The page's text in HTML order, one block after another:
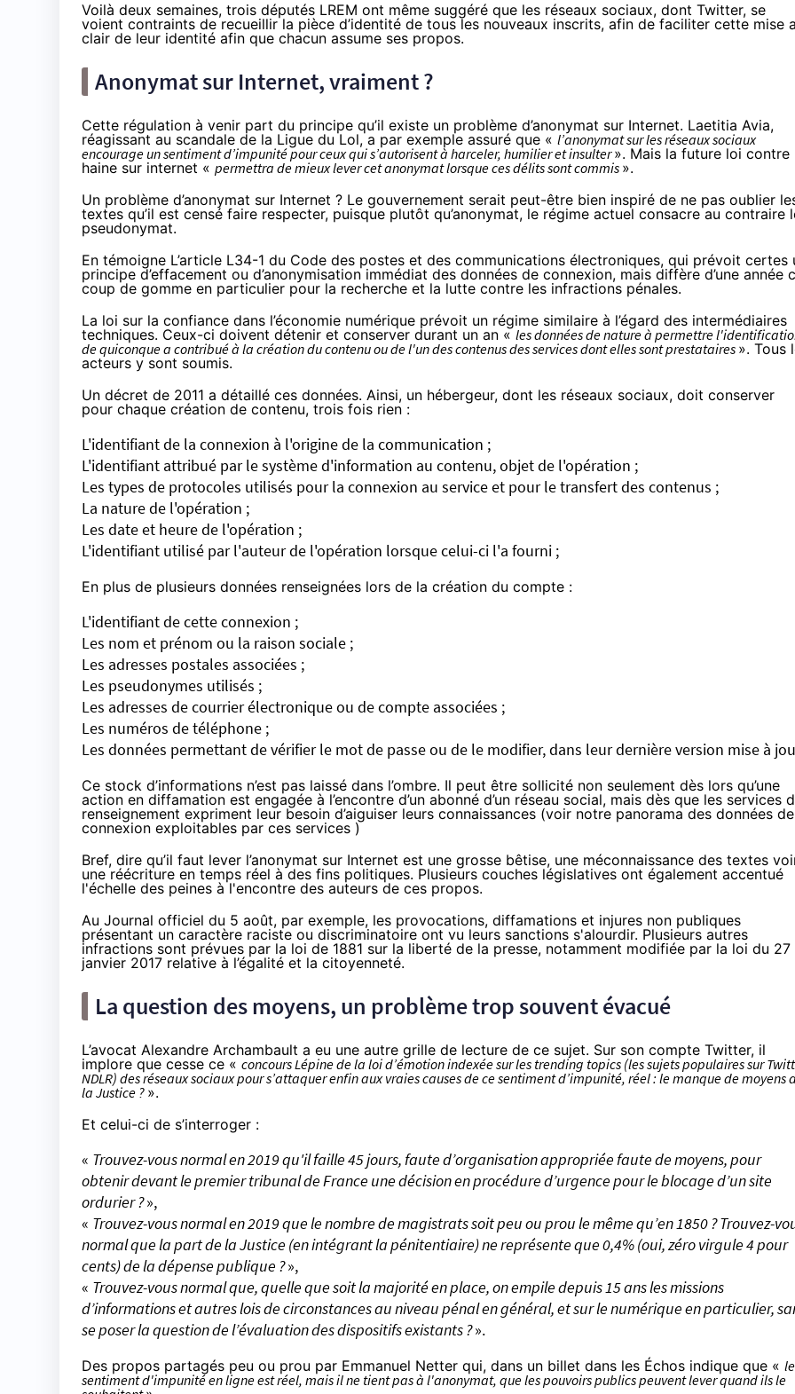
Voilà deux semaines, trois députés LREM ont même suggéré que les réseaux sociaux, dont Twitter, se
voient contraints de recueillir la pièce d’identité de tous les nouveaux inscrits, afin de faciliter cette mise
clair de leur identité afin que chacun assume ses propos.
Anonymat sur Internet, vraiment ?
Cette régulation à venir part du principe qu’il existe un problème d’anonymat sur Internet. Laetitia Avia,
réagissant au scandale de la Ligue du Lol, a par exemple assuré que « l’anonymat surles réseaux sociaux
encourage un sentiment d’impunité pour ceux qui s’autorisent à harceler, humilier et insulter». Mais la future loi contre
haine sur internet « permettra de mieux lever cet anonymat lorsque ces délits sont commis ».
Un problème d’anonymat sur Internet ? Le gouvernement serait peut-être bien inspiré de ne pas oublier
textes qu’il est censé faire respecter, puisque plutôt qu’anonymat, le régime actuel consacre au contraire
pseudonymat.
En témoigne L’article L34-1 du Code des postes et des communications électroniques, qui prévoit certes
principe d’effacement ou d’anonymisation immédiat des données de connexion, mais diffère d’une année
coup de gomme en particulier pour la recherche et la lutte contre les infractions pénales.
La loi sur la confiance dans l’économie numérique prévoit un régime similaire à l’égard des intermédiaires
techniques. Ceux-ci doivent détenir et conserver durant un an « les données de nature à permettre
de quiconque a contribué à la création du contenu ou de l'un des contenus des services dont elles sont prestataires ». Tous
acteurs y sont soumis.
Un décret de 2011 a détaillé ces données. Ainsi, un hébergeur, dont les réseaux sociaux, doit conserver
pour chaque création de contenu, trois fois rien :
L'identifiant de la connexion à l'origine de la communication ;
L'identifiant attribué par le système d'information au contenu, objet de l'opération ;
Les types de protocoles utilisés pour la connexion au service et pour le transfert des contenus ;
La nature de l'opération ;
Les date et heure de l'opération ;
L'identifiant utilisé par l'auteur de l'opération lorsque celui-ci l'a fourni ;
En plus de plusieurs données renseignées lors de la création du compte :
L'identifiant de cette connexion ;
Les nom et prénom ou la raison sociale ;
Les adresses postales associées ;
Les pseudonymes utilisés ;
Les adresses de courrier électronique ou de compte associées ;
Les numéros de téléphone ;
Les données permettant de vérifier le mot de passe ou de le modifier, dans leur dernière version mise à
Ce stock d’informations n’est pas laissé dans l’ombre. Il peut être sollicité non seulement dès lors qu’une
action en diffamation est engagée à l’encontre d’un abonné d’un réseau social, mais dès que les services
renseignement expriment leur besoin d’aiguiser leurs connaissances (voir notre panorama des données de
connexion exploitables par ces services )
Bref, dire qu’il faut lever l’anonymat sur Internet est une grosse bêtise, une méconnaissance des textes
une réécriture en temps réel à des fins politiques. Plusieurs couches législatives ont également accentué
l'échelle des peines à l'encontre des auteurs de ces propos.
Au Journal officiel du 5 août, par exemple, les provocations, diffamations et injures non publiques
présentant un caractère raciste ou discriminatoire ont vu leurs sanctions s'alourdir. Plusieurs autres
infractions sont prévues par la loi de 1881 sur la liberté de la presse, notamment modifiée par la loi du 27
janvier 2017 relative à l’égalité et la citoyenneté.
La question des moyens, un problème trop souvent évacué
L’avocat Alexandre Archambault a eu une autre grille de lecture de ce sujet. Sur son compte Twitter, il
implore que cesse ce « concours Lépine de la loi d’émotion indexée sur les trending topics (les sujets populaires sur
NDLR) des réseaux sociaux pour s’attaquer enfin aux vraies causes de ce sentiment d’impunité, réel : le manque de moyens
la Justice ? ».
Et celui-ci de s’interroger :
« Trouvez-vous normal en 2019 qu'il faille 45 jours, faute d’organisation appropriée faute de moyens, pour
obtenir devant le premier tribunal de France une décision en procédure d’urgence pour le blocage d’un site
ordurier ?»,
« Trouvez-vous normal en 2019 que le nombre de magistrats soit peu ou prou le même qu’en 1850 ? Trouvez-
normal que la part de la Justice (en intégrant la pénitentiaire) ne représente que 0,4% (oui, zéro virgule 4 pour
cents) de la dépense publique ?»,
« Trouvez-vous normal que, quelle que soit la majorité en place, on empile depuis 15 ans les missions
d’informations et autres lois de circonstances au niveau pénal en général, et sur le numérique en particulier,
se poser la question de l’évaluation des dispositifs existants ?».
Des propos partagés peu ou prou par Emmanuel Netter qui, dans un billet dans les Échos indique que « le
sentiment d'impunité en ligne est réel, mais il ne tient pas à l'anonymat, que les pouvoirs publics peuvent lever quand ils le